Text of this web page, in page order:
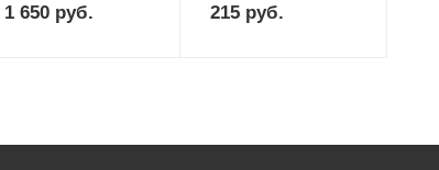
1 650руб. 215 руб.